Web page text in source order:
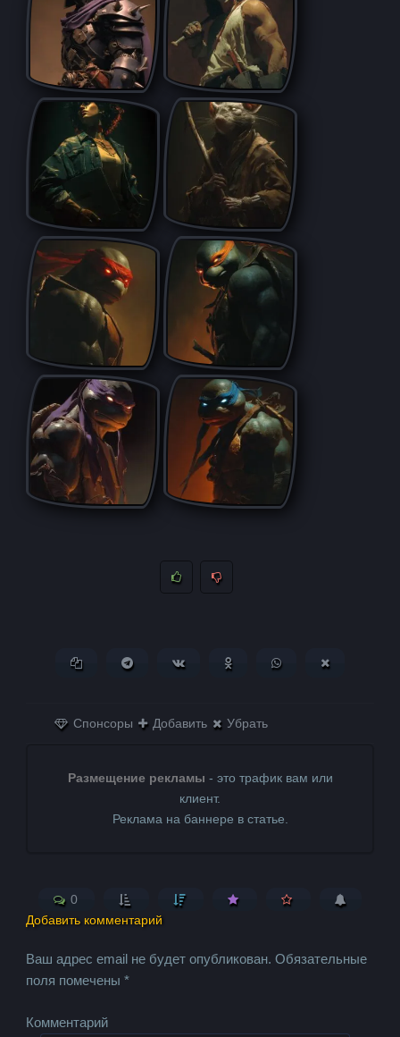
Копировать ссылкуПоделиться в Telegram
Поделиться ВКонтактеПоделиться в
Поделиться в
Спонсоры Добавить Убрать
Размещение рекламы - это трафик вам или
клиент.
Реклама на баннере в статье.
0
Добавить комментарий
Ваш адрес email не будет опубликован. Обязательные
поля помечены*
Комментарий